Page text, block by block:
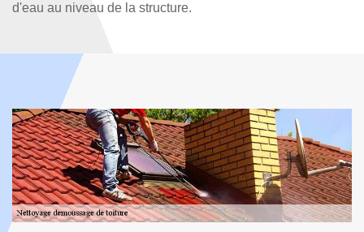
d'eau au niveau de la structure.